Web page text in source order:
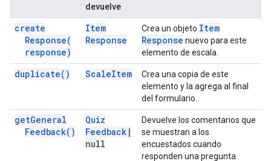
devuelve
create
Response(
response)
Item
Response
Crea un objeto Item
Response nuevo para este
elemento de escala.
duplicate( ) ScaleItem
Crea una copia de este
elemento y la agrega al final
del formulario.
getGeneral
Feedback( )
Quiz
Feedback |
null
Devuelve los comentarios que
se muestran a los
encuestados cuando
responden una pregunta